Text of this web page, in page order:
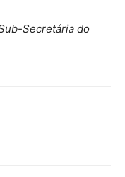
Secretária do